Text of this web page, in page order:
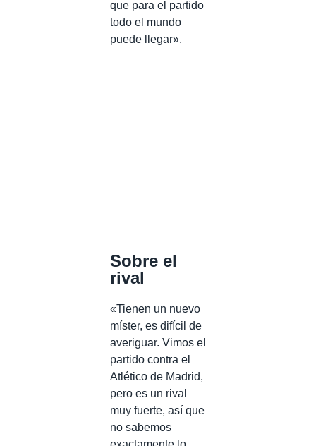
que para el partido
todo el mundo
puede llegar».
Sobre el
rival
«Tienen un nuevo
míster, es difícil de
averiguar. Vimos el
partido contra el
Atlético de Madrid,
pero es un rival
muy fuerte, así que
no sabemos